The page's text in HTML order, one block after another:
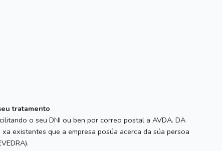
tratamento
o seu DNI ou ben por correo postal a AVDA. DA
existentes que a empresa posúa acerca da súa persoa